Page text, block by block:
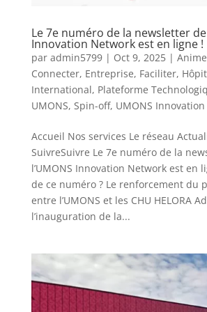
Le 7e numéro de la newsletter de
Innovation Network est en ligne !
par admin5799| Oct 9, 2025|
Connecter, Entreprise, Faciliter,
International, Plateforme
UMONS, Spin-off, UMONS
Accueil Nos services Le réseau
SuivreSuivre Le 7e numéro de la
l’UMONS Innovation Network est en
de ce numéro ? Le renforcement du
entre l’UMONS et les CHU HELORA
l’inauguration de la...